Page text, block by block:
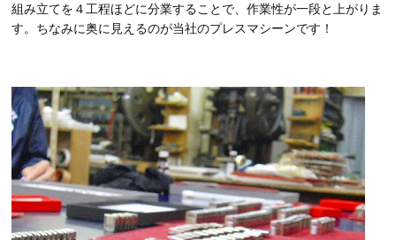
組み立てを４工程ほどに分業することで、作業性が一段と上がりま
す。ちなみに奥に見えるのが当社のプレスマシーンです！